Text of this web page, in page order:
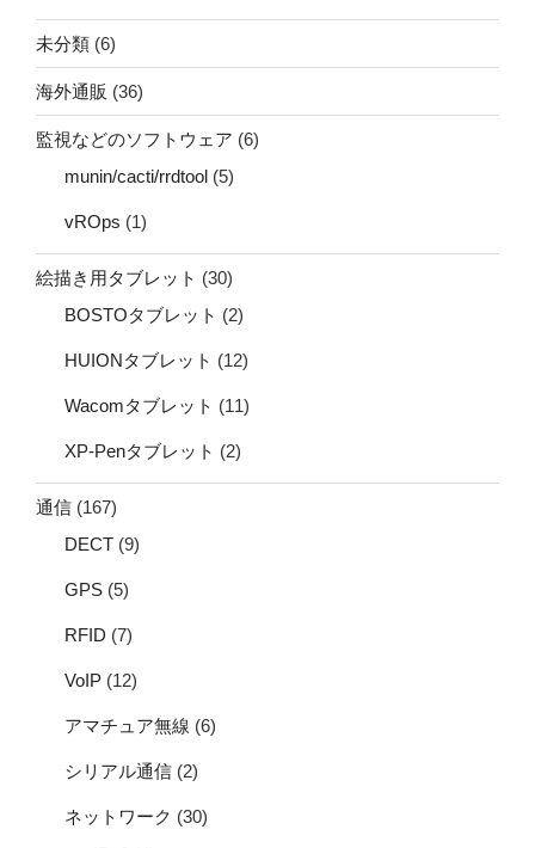
未分類 (6)
海外通販 (36)
監視などのソフトウェア (6)
munin/cacti/rrdtool (5)
vROps (1)
絵描き用タブレット (30)
BOSTOタブレット (2)
HUIONタブレット (12)
Wacomタブレット (11)
XP-Penタブレット (2)
通信 (167)
DECT (9)
GPS (5)
RFID (7)
VoIP (12)
アマチュア無線 (6)
シリアル通信 (2)
ネットワーク (30)